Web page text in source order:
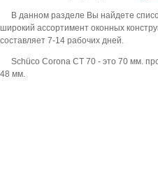
В данном разделе Вы найдете
широкий ассортимент оконных
составляет 7-14 рабочих дней.
Sсhüco Corona CT 70 - это 70 мм.
48 мм.